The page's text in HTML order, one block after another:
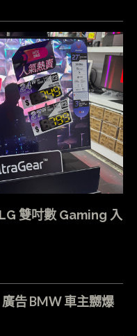
雙吋數 Gaming 入
告 BMW 車主嬲爆